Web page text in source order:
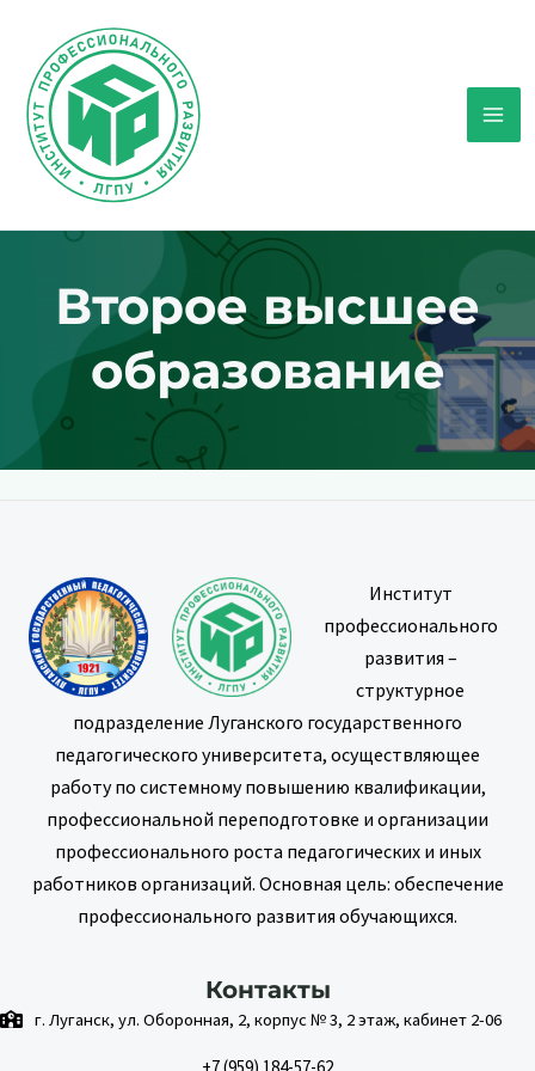
содержимому
Второе высшее
образование
Институт
профессионального
развития –
структурное
подразделение Луганского государственного
педагогического университета, осуществляющее
работу по системному повышению квалификации,
профессиональной переподготовке и организации
профессионального роста педагогических и иных
работников организаций. Основная цель: обеспечение
профессионального развития обучающихся.
Контакты
г. Луганск, ул. Оборонная, 2, корпус № 3, 2 этаж, кабинет 2-06